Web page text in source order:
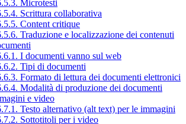
Microtesti
Scrittura collaborativa
Content critique
Traduzione e localizzazione dei contenuti
I documenti vanno sul web
Tipi di documenti
Formato di lettura dei documenti elettronici
Modalità di produzione dei documenti
e video
Testo alternativo (alt text) per le immagini
Sottotitoli per i video